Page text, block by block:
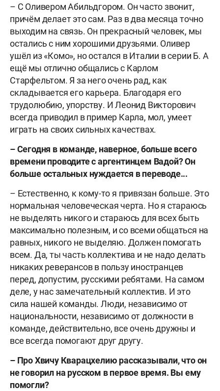
– С Оливером Абильдгором. Он часто звонит,
причём делает это сам. Раз в два месяца точно
выходим на связь. Он прекрасный человек, мы
остались с ним хорошими друзьями. Оливер
ушёл из «Комо», но остался в Италии в серии Б. А
ещё мы отлично общались с Карлом
Старфельтом. Я за него очень рад, как
складывается его карьера. Благодаря его
трудолюбию, упорству. И Леонид Викторович
всегда приводил в пример Карла, мол, умеет
играть на своих сильных качествах.
– Сегодня в команде, наверное, больше всего
времени проводите с аргентинцем Вадой? Он
больше остальных нуждается в переводе...
– Естественно, к кому-то я привязан больше. Это
нормальная человеческая черта. Но я стараюсь
не выделять никого и стараюсь для всех быть
максимально полезным, и со всеми общаться на
равных, никого не выделяю. Должен помогать
всем. Да, ты часть коллектива и не надо делать
никаких реверансов в пользу иностранцев
перед, допустим, русскими ребятами. На самом
деле, у нас замечательный коллектив. И это
сила нашей команды. Люди, независимо от
национальности, независимо от должности в
команде, действительно, все очень дружны и
все всегда помогают друг другу.
– Про Хвичу Кварацхелию рассказывали, что он
не говорил на русском в первое время. Вы ему
помогли?